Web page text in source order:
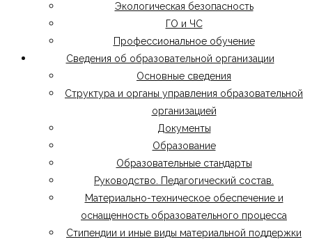
Экологическая безопасность
ГО и ЧС
Профессиональное обучение
Сведения об образовательной организации
Основные сведения
Структура и органы управления образовательной
организацией
Документы
Образование
Образовательные стандарты
Руководство. Педагогический состав.
Материально-техническое обеспечение и
оснащенность образовательного процесса
Стипендии и иные виды материальной поддержки